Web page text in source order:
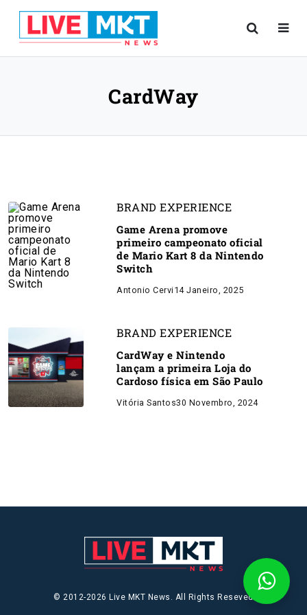
CardWay
BRAND EXPERIENCE
Game Arena promove
primeiro campeonato oficial
de Mario Kart 8 da Nintendo
Switch
Antonio Cervi 14 Janeiro, 2025
BRAND EXPERIENCE
CardWay e Nintendo
lançam a primeira Loja do
Cardoso física em São Paulo
Vitória Santos30 Novembro, 2024
© 2012-2026 Live MKT News. All Rights Reseved